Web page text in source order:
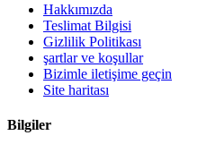
Hakkımızda
Teslimat Bilgisi
Gizlilik Politikası
şartlar ve koşullar
Bizimle iletişime geçin
Site haritası
Bilgiler